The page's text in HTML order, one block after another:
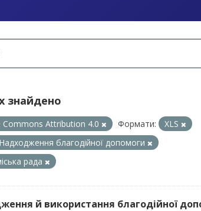
знайдено
Commons Attribution 4.0 Формати:
XLS
Надходження благодійної допомоги
рада
й використання благодійної